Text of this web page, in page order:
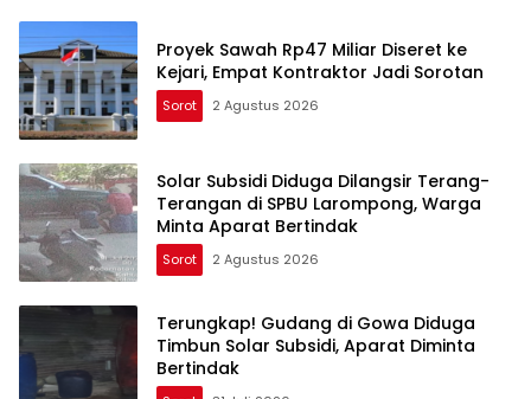
Proyek Sawah Rp47 Miliar Diseret ke
Kejari, Empat Kontraktor Jadi Sorotan
Sorot 2 Agustus 2026
Solar Subsidi Diduga Dilangsir Terang-
Terangan di SPBU Larompong, Warga
Minta Aparat Bertindak
Sorot 2 Agustus 2026
Terungkap! Gudang di Gowa Diduga
Timbun Solar Subsidi, Aparat Diminta
Bertindak